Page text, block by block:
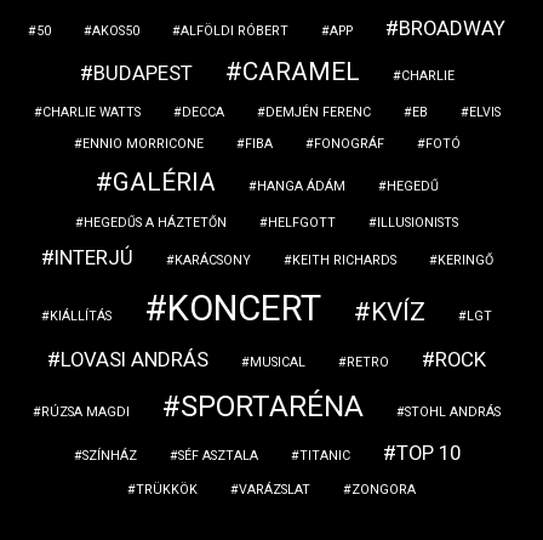
50 AKOS50 ALFÖLDI RÓBERT APP
BROADWAY
BUDAPEST
CARAMEL CHARLIE
CHARLIE WATTS DECCA DEMJÉN FERENC EB
ELVIS
ENNIO MORRICONE
FIBA FONOGRÁF FOTÓ
GALÉRIA HANGA ÁDÁM HEGEDŰ
HEGEDŰS A HÁZTETŐN HELFGOTT ILLUSIONISTS
INTERJÚ KARÁCSONY KEITH RICHARDS KERINGŐ
KIÁLLÍTÁS KONCERT KVÍZ LGT
LOVASI ANDRÁS MUSICAL RETRO ROCK
RÚZSA MAGDI SPORTARÉNA STOHL ANDRÁS
SZÍNHÁZ SÉF ASZTALA TITANIC TOP 10
TRÜKKÖK VARÁZSLAT ZONGORA